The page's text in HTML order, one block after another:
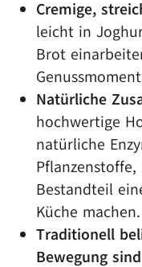
Cremige,
leicht in
Brot
Natürliche
hochwertige
natürliche
Bestandteil
Küche machen.
Traditionell
Bewegung sind